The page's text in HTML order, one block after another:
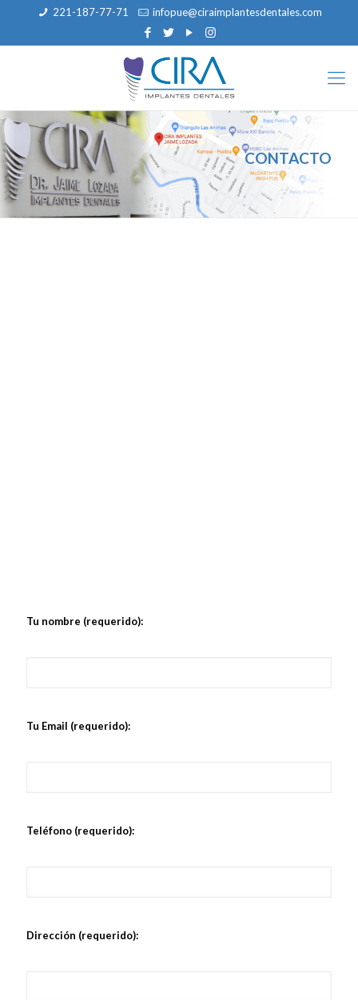
221-187-77-71 infopue@ciraimplantesdentales.com
CONTACTO
Tu nombre (requerido):
Tu Email (requerido):
Teléfono (requerido):
Dirección (requerido):